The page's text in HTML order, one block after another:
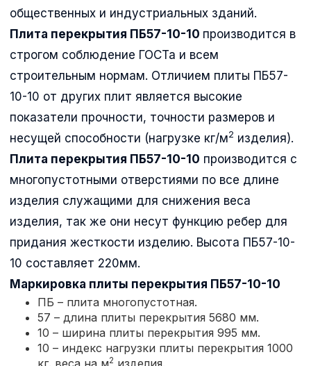
общественных и индустриальных зданий.
Плита перекрытия ПБ57-10-10 производится в
строгом соблюдение ГОСТа и всем
строительным нормам. Отличием плиты ПБ57-
10-10 от других плит является высокие
показатели прочности, точности размеров и
несущей способности (нагрузке кг/м2 изделия).
Плита перекрытия ПБ57-10-10 производится с
многопустотными отверстиями по все длине
изделия служащими для снижения веса
изделия, так же они несут функцию ребер для
придания жесткости изделию. Высота ПБ57-10-
10 составляет 220мм.
Маркировка плиты перекрытия ПБ57-10-10
ПБ – плита многопустотная.
57 – длина плиты перекрытия 5680 мм.
10 – ширина плиты перекрытия 995 мм.
10 – индекс нагрузки плиты перекрытия 1000
кг. веса на м2 изделия.